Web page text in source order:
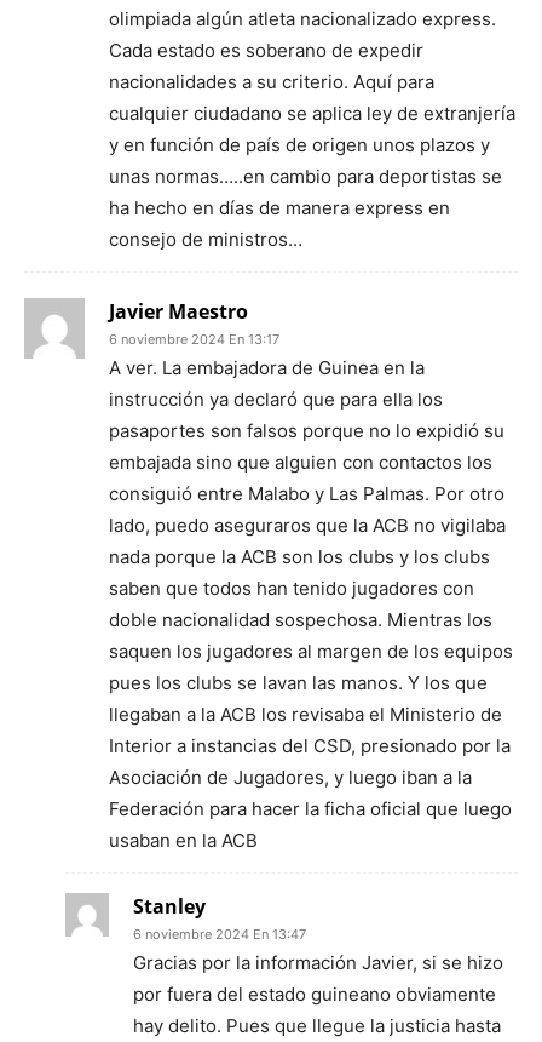
olimpiada algún atleta nacionalizado express.
Cada estado es soberano de expedir
nacionalidades a su criterio. Aquí para
cualquier ciudadano se aplica ley de extranjería
y en función de país de origen unos plazos y
unas normas…..en cambio para deportistas se
ha hecho en días de manera express en
consejo de ministros…
Javier Maestro
6 noviembre 2024 En 13:17
A ver. La embajadora de Guinea en la
instrucción ya declaró que para ella los
pasaportes son falsos porque no lo expidió su
embajada sino que alguien con contactos los
consiguió entre Malabo y Las Palmas. Por otro
lado, puedo aseguraros que la ACB no vigilaba
nada porque la ACB son los clubs y los clubs
saben que todos han tenido jugadores con
doble nacionalidad sospechosa. Mientras los
saquen los jugadores al margen de los equipos
pues los clubs se lavan las manos. Y los que
llegaban a la ACB los revisaba el Ministerio de
Interior a instancias del CSD, presionado por la
Asociación de Jugadores, y luego iban a la
Federación para hacer la ficha oficial que luego
usaban en la ACB
Stanley
6 noviembre 2024 En 13:47
Gracias por la información Javier, si se hizo
por fuera del estado guineano obviamente
hay delito. Pues que llegue la justicia hasta